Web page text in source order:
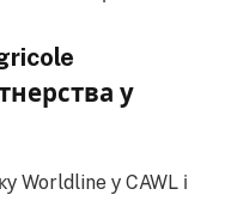
у
Worldline у CAWL і